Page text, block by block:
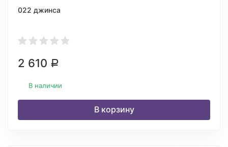
022 джинса
2 610 Р
В наличии
В корзину